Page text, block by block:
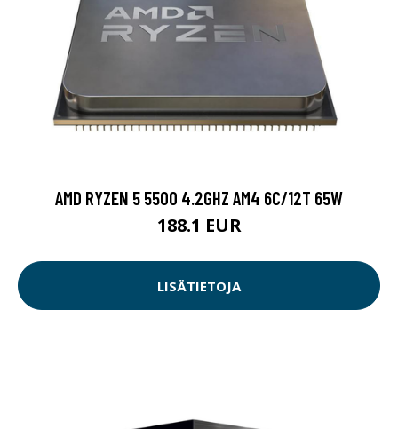
AMD RYZEN 5 5500 4.2GHZ AM4 6C/12T 65W
188.1 EUR
LISÄTIETOJA